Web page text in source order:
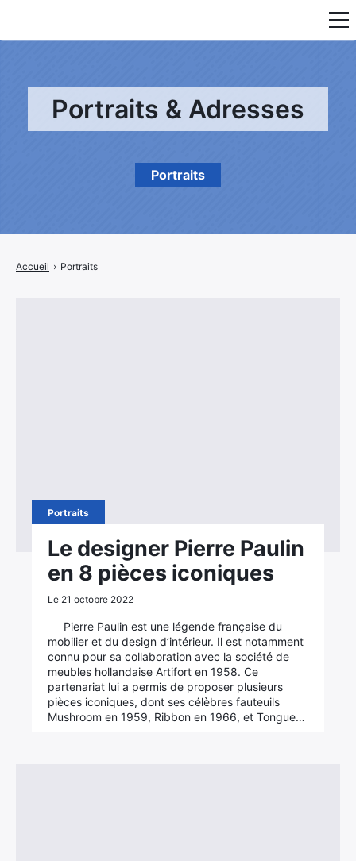
Portraits & Adresses
Portraits
Accueil › Portraits
Portraits
Le designer Pierre Paulin
en 8 pièces iconiques
Le 21 octobre 2022
Pierre Paulin est une légende française du
mobilier et du design d’intérieur. Il est notamment
connu pour sa collaboration avec la société de
meubles hollandaise Artifort en 1958. Ce
partenariat lui a permis de proposer plusieurs
pièces iconiques, dont ses célèbres fauteuils
Mushroom en 1959, Ribbon en 1966, et Tongue…
Mobilier & Rangement